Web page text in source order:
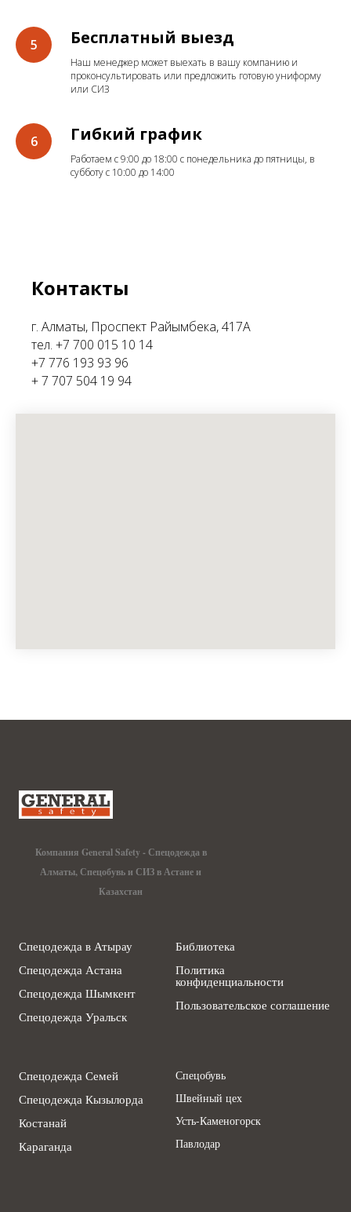
Бесплатный выезд
Наш менеджер может выехать в вашу компанию и
проконсультировать или предложить готовую униформу
или СИЗ
Гибкий график
Работаем с 9:00 до 18:00 с понедельника до пятницы, в
субботу с 10:00 до 14:00
Контакты
г. Алматы, Проспект Райымбека, 417А
тел. +7 700 015 10 14
+7 776 193 93 96
+ 7 707 504 19 94
Компания General Safety - Спецодежда в
Алматы, Спецобувь и СИЗ в Астане и
Казахстан
Спецодежда в Атырау
Спецодежда Астана
Спецодежда Шымкент
Спецодежда Уральск
Библиотека
Политика
конфиденциальности
Пользовательское соглашение
Спецодежда Семей
Спецодежда Кызылорда
Костанай
Караганда
Спецобувь
Швейный цех
Усть-Каменогорск
Павлодар